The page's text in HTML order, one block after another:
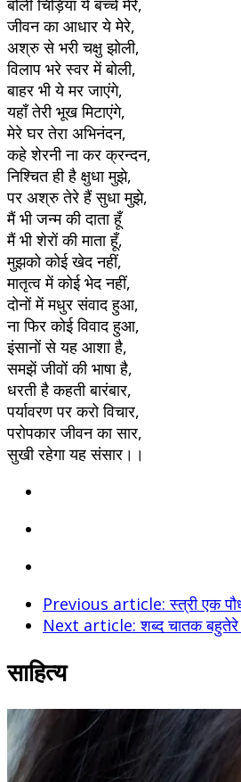
बोली चिड़िया ये बच्चे मेरे,
जीवन का आधार ये मेरे,
अश्रु से भरी चक्षु झोली,
विलाप भरे स्वर में बोली,
बाहर भी ये मर जाएंगे,
यहाँ तेरी भूख मिटाएंगे,
मेरे घर तेरा अभिनंदन,
कहे शेरनी ना कर क्रन्दन,
निश्चित ही है क्षुधा मुझे,
पर अश्रु तेरे हैं सुधा मुझे,
मैं भी जन्म की दाता हूँ
मैं भी शेरों की माता हूँ,
मुझको कोई खेद नहीं,
मातृत्व में कोई भेद नहीं,
दोनों में मधुर संवाद हुआ,
ना फिर कोई विवाद हुआ,
इंसानों से यह आशा है,
समझें जीवों की भाषा है,
धरती है कहती बारंबार,
पर्यावरण पर करो विचार,
परोपकार जीवन का सार,
सुखी रहेगा यह संसार।।
Previous article: स्त्री एक
Next article: शब्द चातक बहुतेरे
साहित्य